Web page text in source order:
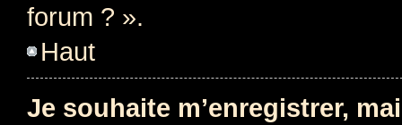
forum ? ».
Haut
Je souhaite m’enregistrer,